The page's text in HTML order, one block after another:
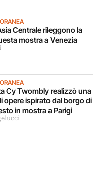
Centrale rileggono la
mostra a Venezia
Cy Twombly realizzò una
opere ispirato dal borgo di
in mostra a Parigi